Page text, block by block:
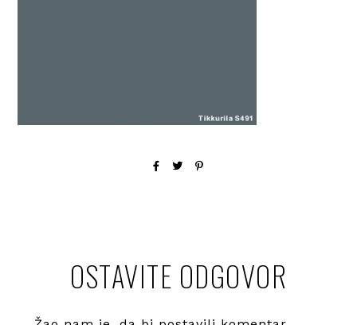
OSTAVITE ODGOVOR